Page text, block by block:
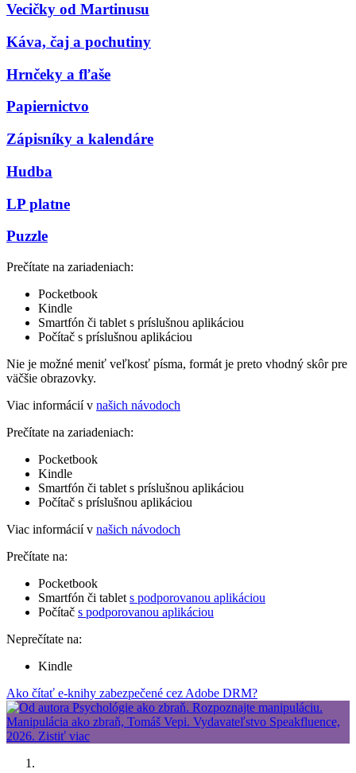
Vecičky od Martinusu
Káva, čaj a pochutiny
Hrnčeky a fľaše
Papiernictvo
Zápisníky a kalendáre
Hudba
LP platne
Puzzle
Prečítate na zariadeniach:
Pocketbook
Kindle
Smartfón či tablet s príslušnou aplikáciou
Počítač s príslušnou aplikáciou
Nie je možné meniť veľkosť písma, formát je preto vhodný skôr pre
väčšie obrazovky.
Viac informácií v našich návodoch
Prečítate na zariadeniach:
Pocketbook
Kindle
Smartfón či tablet s príslušnou aplikáciou
Počítač s príslušnou aplikáciou
Viac informácií v našich návodoch
Prečítate na:
Pocketbook
Smartfón či tablet s podporovanou aplikáciou
Počítač s podporovanou aplikáciou
Neprečítate na:
Kindle
Ako čítať e-knihy zabezpečené cez Adobe DRM?